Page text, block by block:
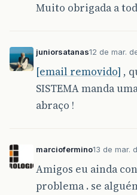
Muito obrigada a
juniorsatanas12 de mar.
[email removido] ,
SISTEMA manda
abraço !
marciofermino13 de mar.
Amigos eu ainda
problema . se